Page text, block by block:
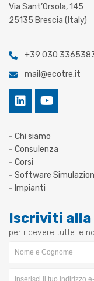
Via Sant’Orsola, 145
25135 Brescia (Italy)
+39 030
mail@ecotre.it
Chi siamo
Consulenza
Corsi
Software
Impianti
Iscriviti
per ricevere tutte le